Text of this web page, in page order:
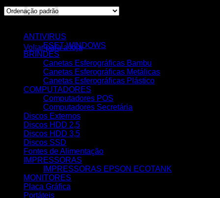
Voltar para a loja
ANTIVIRUS
ESET WINDOWS
BRINDES
Canetas Esferográficas Bambu
Canetas Esferográficas Metálicas
Canetas Esferográficas Plástico
COMPUTADORES
Computadores POS
Computadores Secretária
Discos Externos
Discos HDD 2,5
Discos HDD 3,5
Discos SSD
Fontes de Alimentação
IMPRESSORAS
IMPRESSORAS EPSON ECOTANK
MONITORES
Placa Gráfica
Portáteis